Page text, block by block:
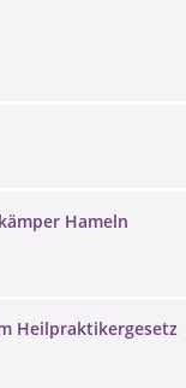
Hameln
Heilpraktikergesetz